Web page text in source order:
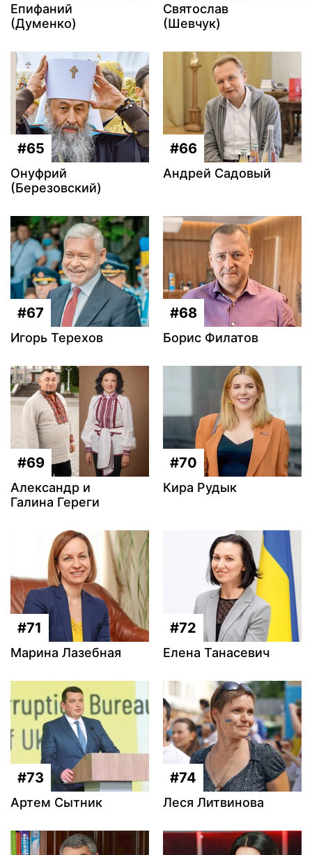
Епифаний
(Думенко)
Святослав
(Шевчук)
#65
Онуфрий
(Березовский)
#66
Андрей Садовый
#67
Игорь Терехов
#68
Борис Филатов
#69
Александр и
Галина Гереги
#70
Кира Рудык
#71
Марина Лазебная
#72
Елена Танасевич
#73
Артем Сытник
#74
Леся Литвинова